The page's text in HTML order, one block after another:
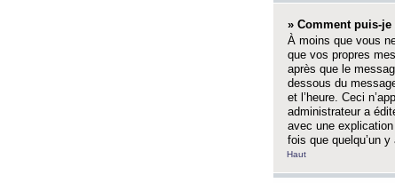
» Comment puis-
À moins que vous
que vos propres
après que le
dessous du
et l’heure. Ceci
administrateur a
avec une
fois que quelqu’un y
Haut